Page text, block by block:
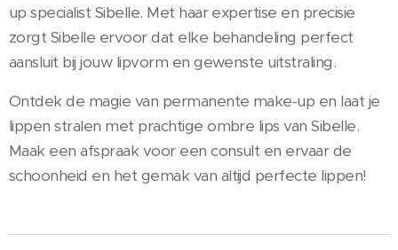
up specialist Sibelle. Met haar expertise en precisie
zorgt Sibelle ervoor dat elke behandeling perfect
aansluit bij jouw lipvorm en gewenste uitstraling.
Ontdek de magie van permanente make-up en laat je
lippen stralen met prachtige ombre lips van Sibelle.
Maak een afspraak voor een consult en ervaar de
schoonheid en het gemak van altijd perfecte lippen!